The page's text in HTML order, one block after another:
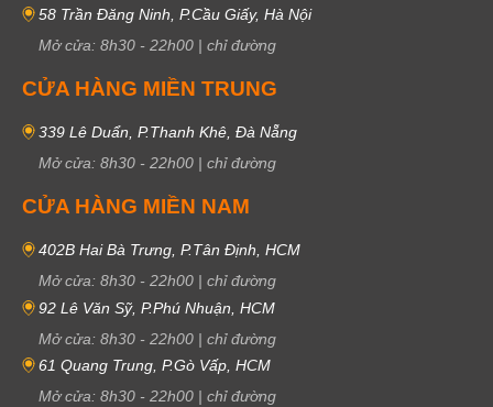
58 Trần Đăng Ninh, P.Cầu Giấy, Hà Nội
Mở cửa: 8h30 - 22h00 | chỉ đường
CỬA HÀNG MIỀN TRUNG
339 Lê Duẩn, P.Thanh Khê, Đà Nẵng
Mở cửa: 8h30 - 22h00 | chỉ đường
CỬA HÀNG MIỀN NAM
402B Hai Bà Trưng, P.Tân Định, HCM
Mở cửa: 8h30 - 22h00 | chỉ đường
92 Lê Văn Sỹ, P.Phú Nhuận, HCM
Mở cửa: 8h30 - 22h00 | chỉ đường
61 Quang Trung, P.Gò Vấp, HCM
Mở cửa: 8h30 - 22h00 | chỉ đường